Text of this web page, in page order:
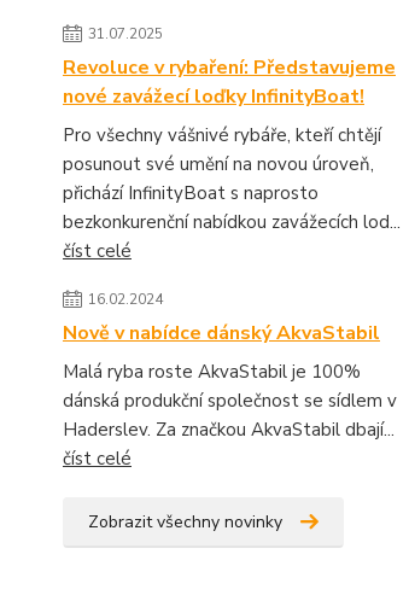
31.07.2025
Revoluce v rybaření: Představujeme
nové zavážecí loďky InfinityBoat!
Pro všechny vášnivé rybáře, kteří chtějí
posunout své umění na novou úroveň,
přichází InfinityBoat s naprosto
bezkonkurenční nabídkou zavážecích lod...
číst celé
16.02.2024
Nově v nabídce dánský AkvaStabil
Malá ryba roste AkvaStabil je 100%
dánská produkční společnost se sídlem v
Haderslev. Za značkou AkvaStabil dbají...
číst celé
Zobrazit všechny novinky